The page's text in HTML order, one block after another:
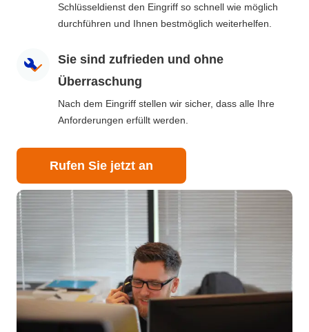
Schlüsseldienst den Eingriff so schnell wie möglich
durchführen und Ihnen bestmöglich weiterhelfen.
Sie sind zufrieden und ohne
Überraschung
Nach dem Eingriff stellen wir sicher, dass alle Ihre
Anforderungen erfüllt werden.
Rufen Sie jetzt an